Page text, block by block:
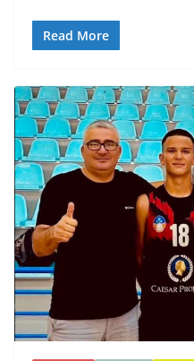
Read More